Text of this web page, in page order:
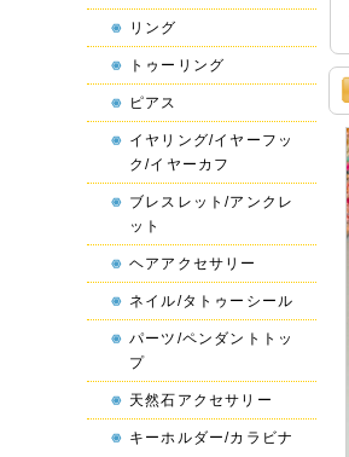
リング
トゥーリング
ピアス
イヤリング/イヤーフッ
ク/イヤーカフ
ブレスレット/アンクレ
ット
ヘアアクセサリー
ネイル/タトゥーシール
パーツ/ペンダントトッ
プ
天然石アクセサリー
キーホルダー/カラビナ